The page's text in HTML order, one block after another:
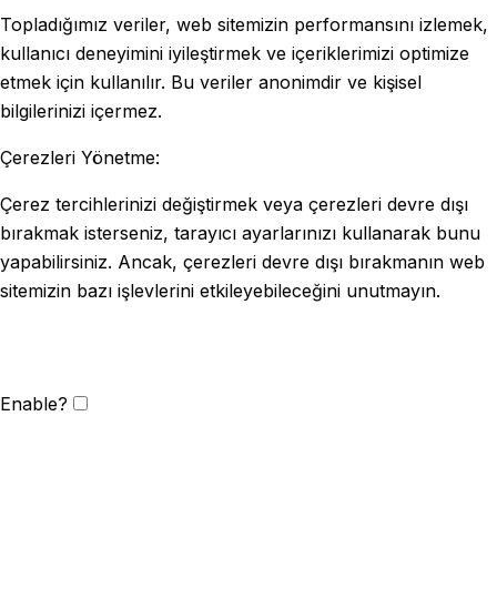
Topladığımız veriler, web sitemizin performansını izlemek,
kullanıcı deneyimini iyileştirmek ve içeriklerimizi optimize
etmek için kullanılır. Bu veriler anonimdir ve kişisel
bilgilerinizi içermez.
Çerezleri Yönetme:
Çerez tercihlerinizi değiştirmek veya çerezleri devre dışı
bırakmak isterseniz, tarayıcı ayarlarınızı kullanarak bunu
yapabilirsiniz. Ancak, çerezleri devre dışı bırakmanın web
sitemizin bazı işlevlerini etkileyebileceğini unutmayın.
Enable?